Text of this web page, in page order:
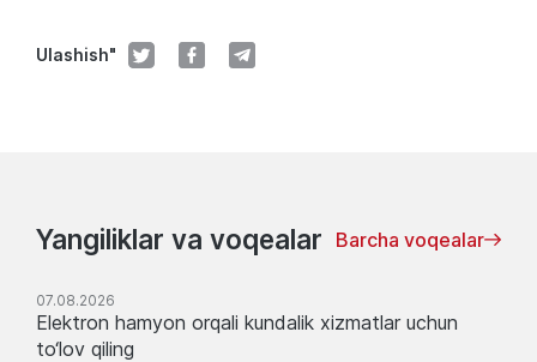
Ulashish"
Yangiliklar va voqealar Barcha voqealar
07.08.2026
Elektron hamyon orqali kundalik xizmatlar uchun
to‘lov qiling